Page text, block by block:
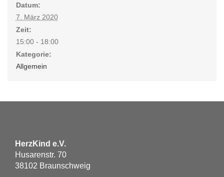
Datum:
7. März 2020
Zeit:
15:00 - 18:00
Kategorie:
Allgemein
HerzKind e.V.
Husarenstr. 70
38102 Braunschweig